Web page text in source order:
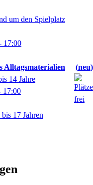
um den Spielplatz
17:00
Alltagsmaterialien
neu
14 Jahre
17:00
17 Jahren